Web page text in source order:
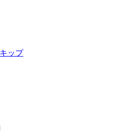
ップ